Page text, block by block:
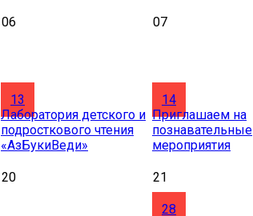
06 07
13
Лаборатория детского и
подросткового чтения
«АзБукиВеди»
14
Приглашаем на
познавательные
мероприятия
20 21
28